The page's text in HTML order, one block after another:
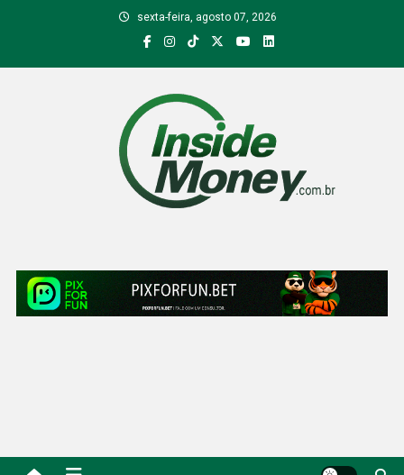
sexta-feira, agosto 07, 2026
Inside Money